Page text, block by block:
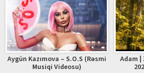
Aygün Kazımova – S.O.S (Rəsmi
Musiqi Videosu)
Adam |